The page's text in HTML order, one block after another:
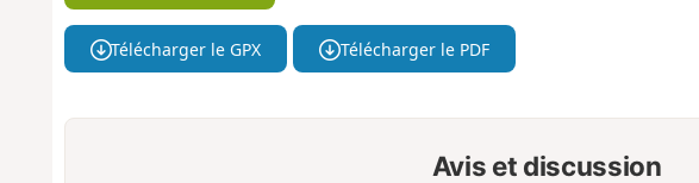
Télécharger le GPX Télécharger le PDF
Avis et discussion